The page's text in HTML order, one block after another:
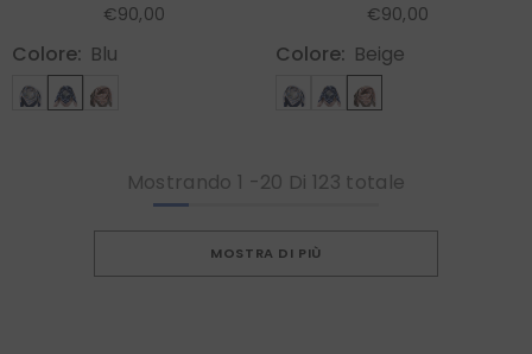
€90,00
Colore: Blu
€90,00
Colore: Beige
Mostrando 1 -20 Di 123 totale
MOSTRA DI PIÙ